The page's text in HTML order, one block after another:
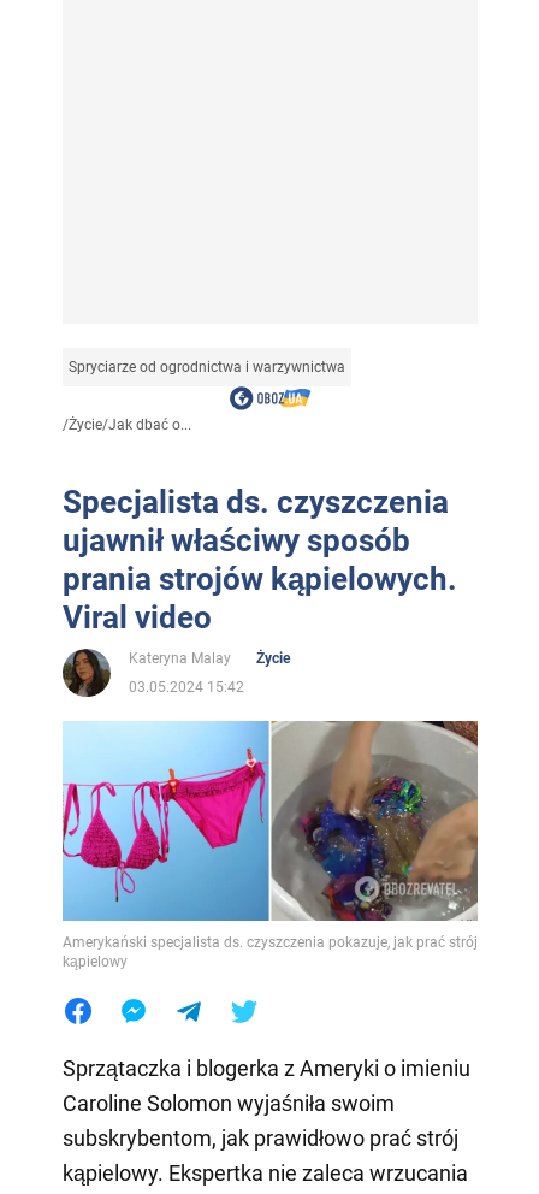
Spryciarze od ogrodnictwa i warzywnictwa
/Życie/Jak dbać o...
Specjalista ds. czyszczenia
ujawnił właściwy sposób
prania strojów kąpielowych.
Viral video
Kateryna Malay
Życie
03.05.2024 15:42
Amerykański specjalista ds. czyszczenia pokazuje, jak prać strój
kąpielowy
Sprzątaczka i blogerka z Ameryki o imieniu
Caroline Solomon wyjaśniła swoim
subskrybentom, jak prawidłowo prać strój
kąpielowy. Ekspertka nie zaleca wrzucania